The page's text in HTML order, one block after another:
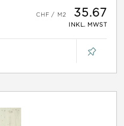
35.67
INKL. MWST